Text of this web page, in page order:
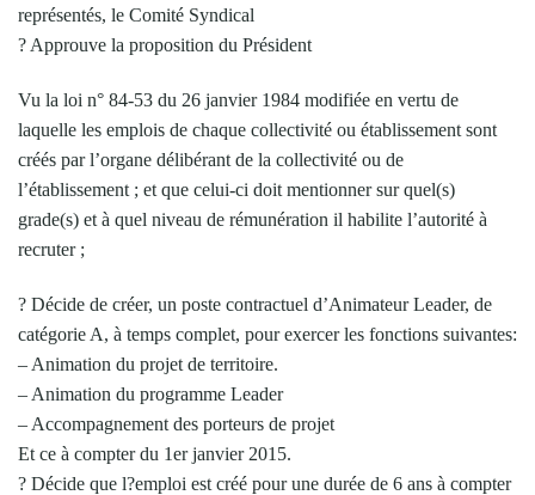
représentés, le Comité Syndical
? Approuve la proposition du Président
Vu la loi n° 84-53 du 26 janvier 1984 modifiée en vertu de
laquelle les emplois de chaque collectivité ou établissement sont
créés par l’organe délibérant de la collectivité ou de
l’établissement ; et que celui-ci doit mentionner sur quel(s)
grade(s) et à quel niveau de rémunération il habilite l’autorité à
recruter ;
? Décide de créer, un poste contractuel d’Animateur Leader, de
catégorie A, à temps complet, pour exercer les fonctions suivantes:
– Animation du projet de territoire.
– Animation du programme Leader
– Accompagnement des porteurs de projet
Et ce à compter du 1er janvier 2015.
? Décide que l?emploi est créé pour une durée de 6 ans à compter